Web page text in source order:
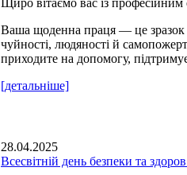
Щиро вітаємо вас із професійним
Ваша щоденна праця — це зразок
чуйності, людяності й
приходите на допомогу,
[детальніше]
28.04.2025
Всесвітній день безпеки та